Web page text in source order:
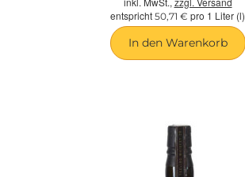
entspricht 50,71 € pro 1 Liter (l)
In den Warenkorb